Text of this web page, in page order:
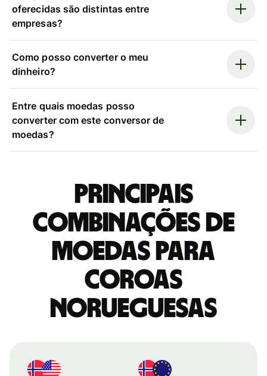
oferecidas são distintas entre
empresas?
Como posso converter o meu
dinheiro?
Entre quais moedas posso
converter com este conversor de
moedas?
Principais
combinações de
moedas para
Coroas
norueguesas